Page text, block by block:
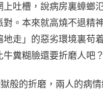
上吐槽，說病房裏蟑螂
對。本來就高燒不退精
地走」的惡劣環境裏苟
糞糊臉還要折磨人吧？
般的折磨，兩人的病